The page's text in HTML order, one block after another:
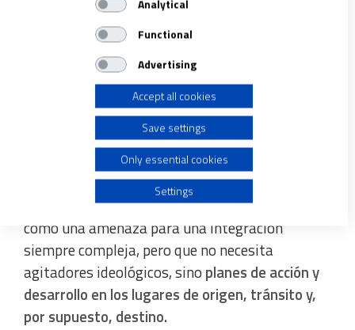
‘Vida Nueva’ ha sido testigo del
acompañamiento deuna de las primeras
familias que participan en este programa
confirmar su viabilidad y su capacidad para
revitalizar la España vaciada.
Lamentablemente, los recursos eclesiales son
limitados, y los poderes públicos siguen
afrontando la crisis migratoria a trompicones.
Los intentos de criminalizar al extranjero se han
convertido en arma electoral, presentándolo
como una amenaza para una integración
siempre compleja, pero que no necesita
agitadores ideológicos, sino planes de acción y
desarrollo en los lugares de origen, tránsito y,
por supuesto, destino.
We use your data for the following purposes:
IAB processing purposes:
Use limited data to select advertising
Create profiles for personalised advertising
Use profiles to select personalised advertising
Create profiles to personalise content
Use profiles to select personalised content
Measure advertising performance
Analytical
Functional
Advertising
Accept all cookies
Save settings
Only essential cookies
Settings